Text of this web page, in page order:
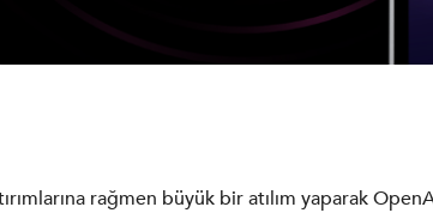
rağmen büyük bir atılım yaparak